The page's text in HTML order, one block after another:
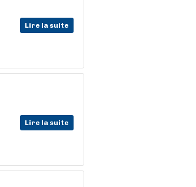
Lire la suite
Lire la suite